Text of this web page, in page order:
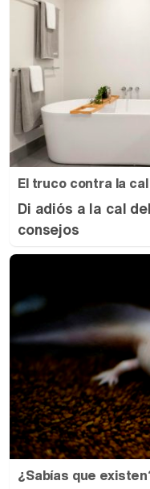
El truco contra la cal
Di adiós a la cal
consejos
¿Sabías que